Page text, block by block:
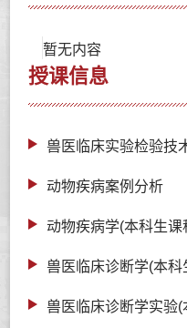
暂无内容
授课信息
兽医临床实验检验技
动物疾病案例分析
动物疾病学(本科生课
兽医临床诊断学(本科
兽医临床诊断学实验(